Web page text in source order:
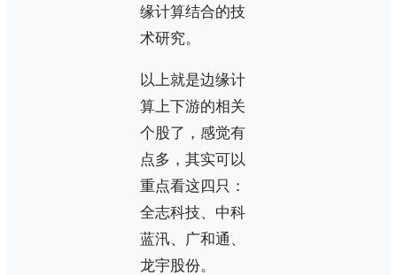
缘计算结合的技
术研究。
以上就是边缘计
算上下游的相关
个股了，感觉有
点多，其实可以
重点看这四只：
全志科技、中科
蓝汛、广和通、
龙宇股份。